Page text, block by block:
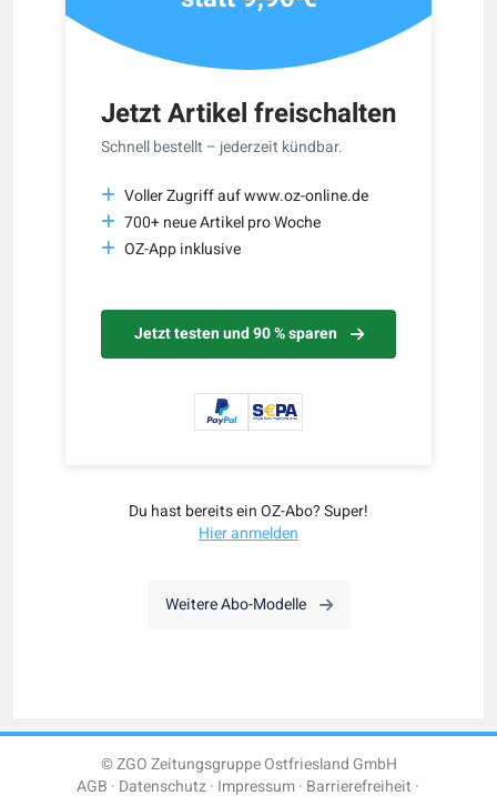
Jetzt Artikel freischalten
Schnell bestellt – jederzeit kündbar.
Voller Zugriff auf www.oz-online.de
700+ neue Artikel pro Woche
OZ-App inklusive
Jetzt testen und 90 % sparen
Du hast bereits ein OZ-Abo? Super!
Hier anmelden
Weitere Abo-Modelle
© ZGO Zeitungsgruppe Ostfriesland GmbH
AGB Datenschutz Impressum Barrierefreiheit